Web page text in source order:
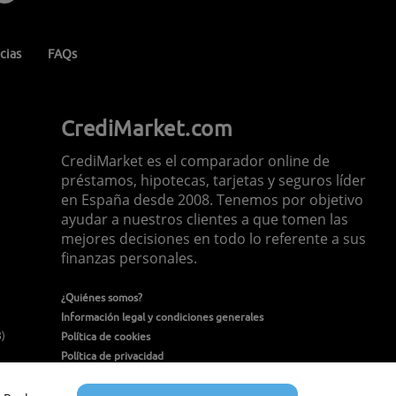
FAQs
CrediMarket.com
CrediMarket es el comparador online de
préstamos, hipotecas, tarjetas y seguros líder
en España desde 2008. Tenemos por objetivo
ayudar a nuestros clientes a que tomen las
mejores decisiones en todo lo referente a sus
finanzas personales.
¿Quiénes somos?
Información legal y condiciones generales
Política de cookies
Política de privacidad